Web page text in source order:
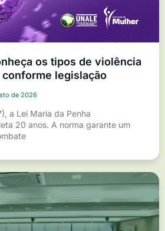
os tipos de violência
legislação
de 2026
a Lei Maria da Penha
20 anos. A norma garante um